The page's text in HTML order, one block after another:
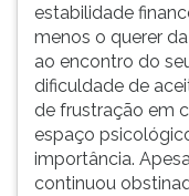
estabilidade
menos o querer
ao encontro do
dificuldade de
de frustração em
espaço
importância.
continuou